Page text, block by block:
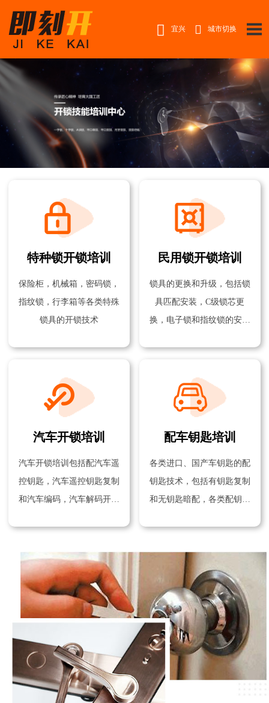
 宜兴  城市切换
特种锁开锁培训
保险柜，机械箱，密码锁，
指纹锁，行李箱等各类特殊
锁具的开锁技术
民用锁开锁培训
锁具的更换和升级，包括锁
具匹配安装，C级锁芯更
换，电子锁和指纹锁的安装
汽车开锁培训
汽车开锁培训包括配汽车遥
控钥匙，汽车遥控钥匙复制
和汽车编码，汽车解码开锁
配车钥匙培训
各类进口、国产车钥匙的配
钥匙技术，包括有钥匙复制
和无钥匙暗配，各类配钥匙